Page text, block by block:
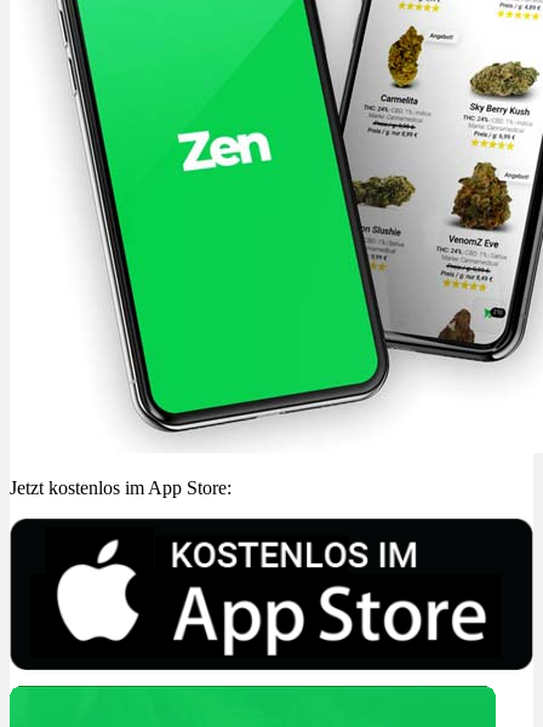
Jetzt kostenlos im App Store: